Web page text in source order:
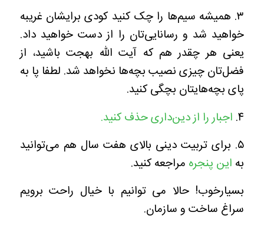
۳. همیشه سیم‌ها را چک کنید کودی برایشان غریبه
خواهید شد و رسانایی‌تان را از دست خواهید داد.
یعنی هر چقدر هم که آیت الله بهجت باشید، از
فضل‌تان چیزی نصیب بچه‌ها نخواهد شد. لطفا پا به
پای بچه‌هایتان بچگی کنید.
۴. اجبار را از دین‌داری حذف کنید.
۵. برای تربیت دینی بالای هفت سال هم می‌توانید
به این پنجره مراجعه کنید.
بسیارخوب! حالا می توانیم با خیال راحت برویم
سراغ ساخت و سازمان.